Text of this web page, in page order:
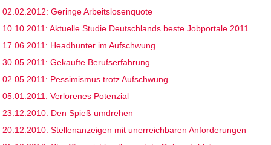
02.02.2012: Geringe Arbeitslosenquote
10.10.2011: Aktuelle Studie Deutschlands beste Jobportale 2011
17.06.2011: Headhunter im Aufschwung
30.05.2011: Gekaufte Berufserfahrung
02.05.2011: Pessimismus trotz Aufschwung
05.01.2011: Verlorenes Potenzial
23.12.2010: Den Spieß umdrehen
20.12.2010: Stellenanzeigen mit unerreichbaren Anforderungen